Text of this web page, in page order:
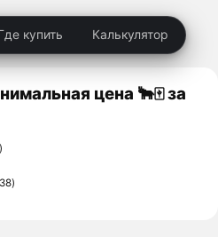
купить Калькулятор
цена 🐂🀄️ за